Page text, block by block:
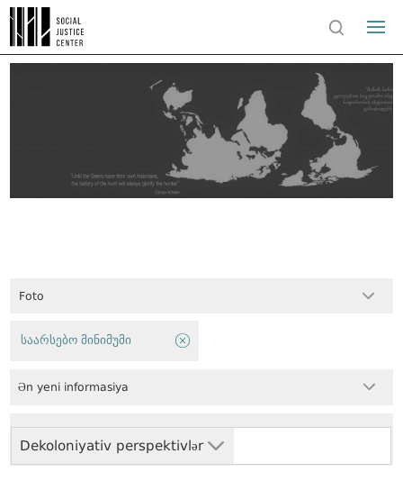
Foto
Dekoloniyativ perspektivlər
საარსებო მინიმუმი
Ən yeni informasiya